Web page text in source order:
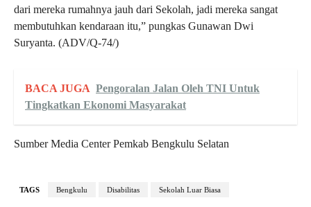
dari mereka rumahnya jauh dari Sekolah, jadi mereka sangat
membutuhkan kendaraan itu,” pungkas Gunawan Dwi
Suryanta. (ADV/Q-74/)
BACA JUGA Pengoralan Jalan Oleh TNI Untuk
Tingkatkan Ekonomi Masyarakat
Sumber Media Center Pemkab Bengkulu Selatan
TAGS Bengkulu Disabilitas Sekolah Luar Biasa